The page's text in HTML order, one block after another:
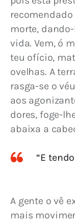
morte,
vida. Vem, ó
teu ofício,
ovelhas. A
rasga-se o
aos
dores, foge-
abaixa a
“E
A gente o vê
mais